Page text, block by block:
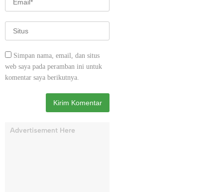
Simpan nama, email, dan situs
web saya pada peramban ini untuk
komentar saya berikutnya.
Advertisement Here